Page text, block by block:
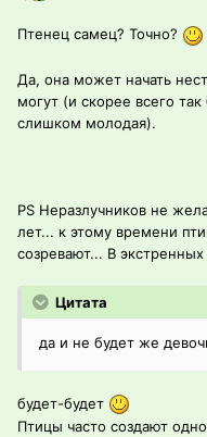
Птенец самец? Точно?
Да, она может начать
могут (и скорее всего
слишком молодая).
PS Неразлучников не
лет... к этому времени
созревают... В
Цитата
да и не будет же
будет-будет
Птицы часто создают